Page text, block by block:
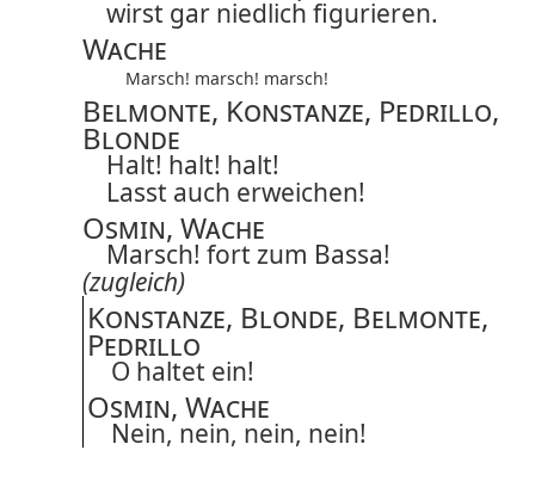
wirst gar niedlich figurieren.
Wache
Marsch! marsch! marsch!
Belmonte, Konstanze, Pedrillo,
Blonde
Halt! halt! halt!
Lasst auch erweichen!
Osmin, Wache
Marsch! fort zum Bassa!
(zugleich)
Konstanze, Blonde, Belmonte,
Pedrillo
O haltet ein!
Osmin, Wache
Nein, nein, nein, nein!